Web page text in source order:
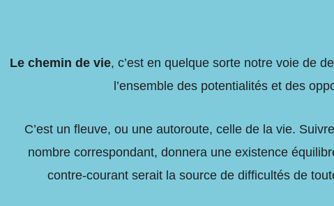
Le chemin de vie, c’est en quelque sorte notre voie de
l’ensemble des potentialités et des
C’est un fleuve, ou une autoroute, celle de la vie.
nombre correspondant, donnera une existence
contre-courant serait la source de difficultés de